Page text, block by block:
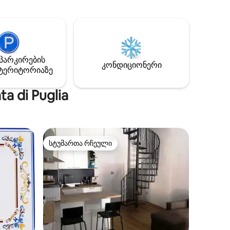
დამატებითი თანხა. Ახლომახლო:
ღვინის ქარხნები, სოფლები
აღმოსაჩენად და სალაშქრო
ბილიკები.
კონდიციონერი
di Puglia
სტუმართა რჩეული
სტუმართა რჩეული